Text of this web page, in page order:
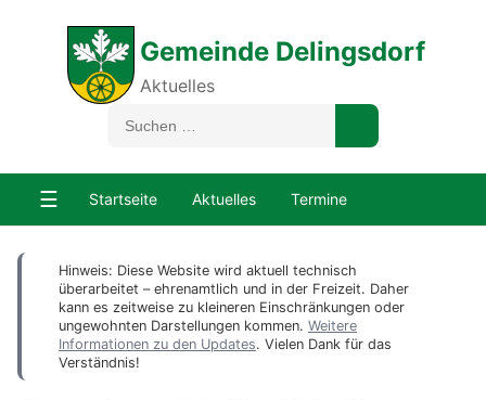
Gemeinde Delingsdorf
Aktuelles
☰ Startseite Aktuelles Termine
Hinweis: Diese Website wird aktuell technisch
überarbeitet – ehrenamtlich und in der Freizeit. Daher
kann es zeitweise zu kleineren Einschränkungen oder
ungewohnten Darstellungen kommen. Weitere
Informationen zu den Updates. Vielen Dank für das
Verständnis!